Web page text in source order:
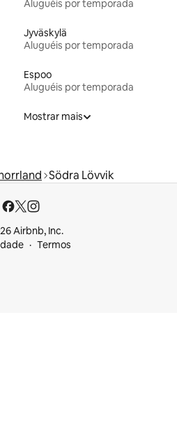
Aluguéis por temporada
Jyväskylä
Aluguéis por temporada
Espoo
Aluguéis por temporada
Mostrar mais
Södra Lövvik
Airbnb, Inc.
Termos